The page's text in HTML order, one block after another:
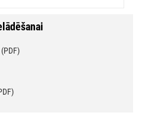
(PDF)